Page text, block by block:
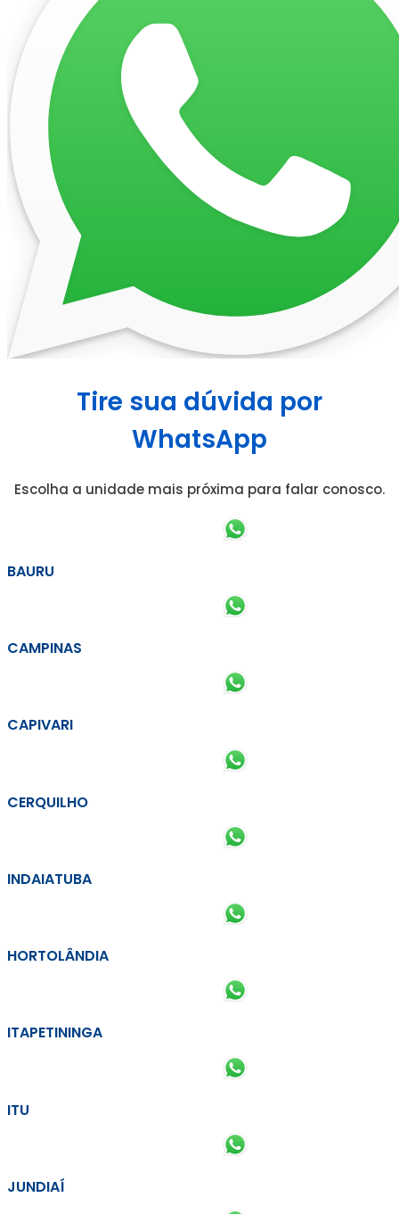
Tire sua dúvida por
WhatsApp
Escolha a unidade mais próxima para falar conosco.
BAURU
CAMPINAS
CAPIVARI
CERQUILHO
INDAIATUBA
HORTOLÂNDIA
ITAPETININGA
ITU
JUNDIAÍ